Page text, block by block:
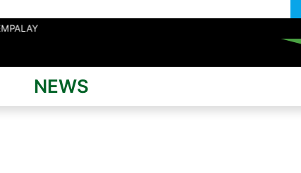
NEWS